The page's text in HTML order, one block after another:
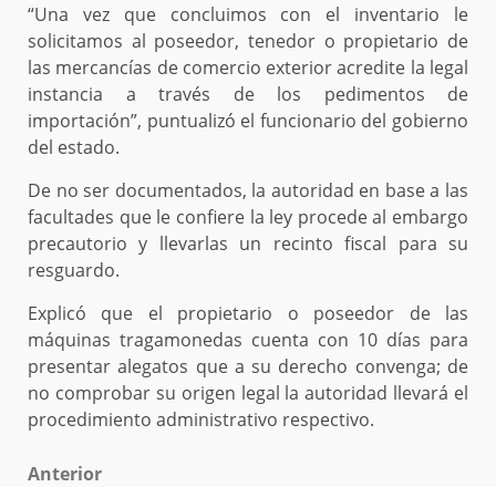
“Una vez que concluimos con el inventario le
solicitamos al poseedor, tenedor o propietario de
las mercancías de comercio exterior acredite la legal
instancia a través de los pedimentos de
importación”, puntualizó el funcionario del gobierno
del estado.
De no ser documentados, la autoridad en base a las
facultades que le confiere la ley procede al embargo
precautorio y llevarlas un recinto fiscal para su
resguardo.
Explicó que el propietario o poseedor de las
máquinas tragamonedas cuenta con 10 días para
presentar alegatos que a su derecho convenga; de
no comprobar su origen legal la autoridad llevará el
procedimiento administrativo respectivo.
Anterior